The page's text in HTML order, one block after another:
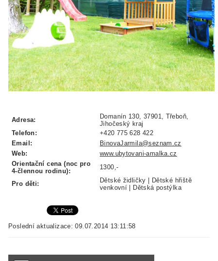
Adresa:
Domanín 130, 37901, Třeboň,
Jihočeský kraj
Telefon:
+420 775 628 422
Email:
BinovaJarmila@seznam.cz
Web:
www.ubytovani-amalka.cz
Orientační cena (noc pro
4-člennou rodinu):
1300,-
Pro děti:
Dětské židličky | Dětské hřiště
venkovní | Dětská postýlka
Poslední aktualizace: 09.07.2014 13:11:58